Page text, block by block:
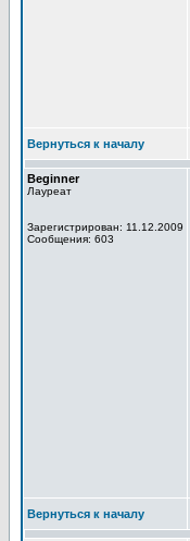
Вернуться к началу
Beginner
Лауреат
Зарегистрирован: 11.12.2009
Сообщения: 603
Вернуться к началу